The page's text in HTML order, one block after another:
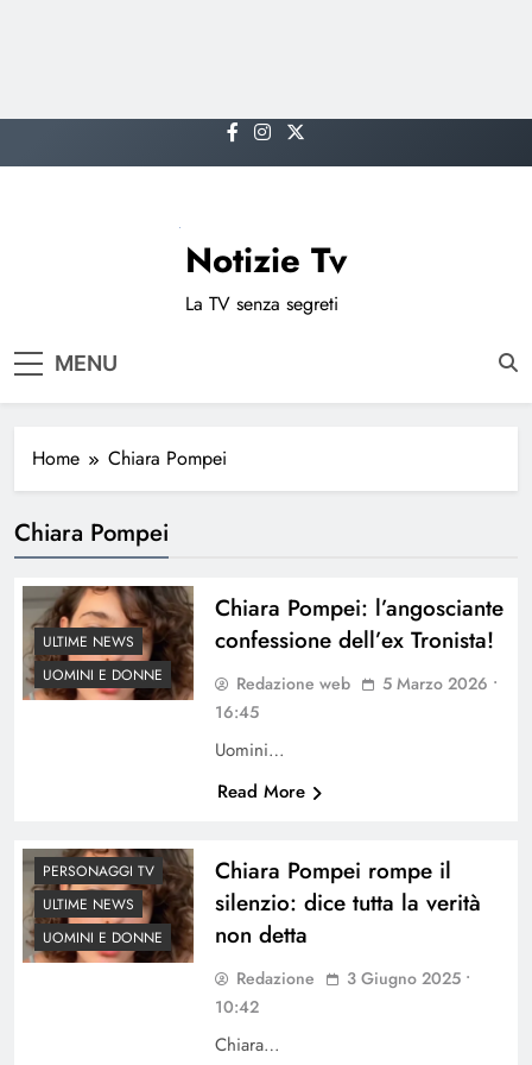
to
Notizie Tv
La TV senza segreti
MENU
Home Chiara Pompei
Chiara Pompei
ULTIME NEWS
UOMINI E DONNE
Chiara Pompei: l’angosciante
confessione dell’ex Tronista!
Redazione web
5 Marzo 2026 •
16:45
Uomini…
Read More
PERSONAGGI TV
ULTIME NEWS
UOMINI E DONNE
Chiara Pompei rompe il
silenzio: dice tutta la verità
non detta
Redazione
3 Giugno 2025 •
10:42
Chiara…